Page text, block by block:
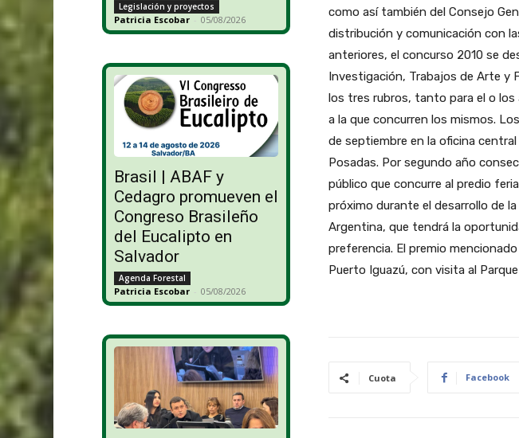
Legislación y proyectos
Patricia Escobar - 05/08/2026
Brasil | ABAF y
Cedagro promueven el
Congreso Brasileño
del Eucalipto en
Salvador
Agenda Forestal
Patricia Escobar - 05/08/2026
como así también del Consejo
distribución y comunicación con
anteriores, el concurso 2010 se
Investigación, Trabajos de Arte
los tres rubros, tanto para el o los
a la que concurren los mismos.
de septiembre en la oficina
Posadas. Por segundo año
público que concurre al predio
próximo durante el desarrollo de
Argentina, que tendrá la
preferencia. El premio
Puerto Iguazú, con visita al
Cuota Facebook